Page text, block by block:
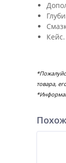
Кейс.
товара,